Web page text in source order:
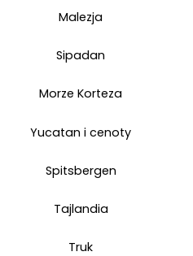
Malezja
Sipadan
Morze Korteza
Yucatan i cenoty
Spitsbergen
Tajlandia
Truk